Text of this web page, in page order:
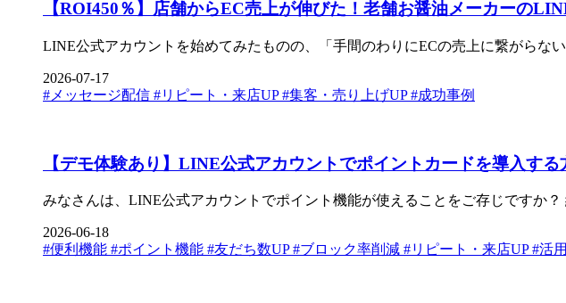
【ROI450％】店舗からEC売上が伸びた！老舗お醤油メーカーの
LINE公式アカウントを始めてみたものの、「手間のわりにECの売上に繋がら
2026-07-17
#メッセージ配信 #リピート・来店UP#集客・売り上げUP#成功事例
【デモ体験あり】LINE公式アカウントでポイントカードを導入す
みなさんは、LINE公式アカウントでポイント機能が使えることをご存じですか
2026-06-18
#便利機能 #ポイント機能 #友だち数UP#ブロック率削減 #リピート・来店UP#活